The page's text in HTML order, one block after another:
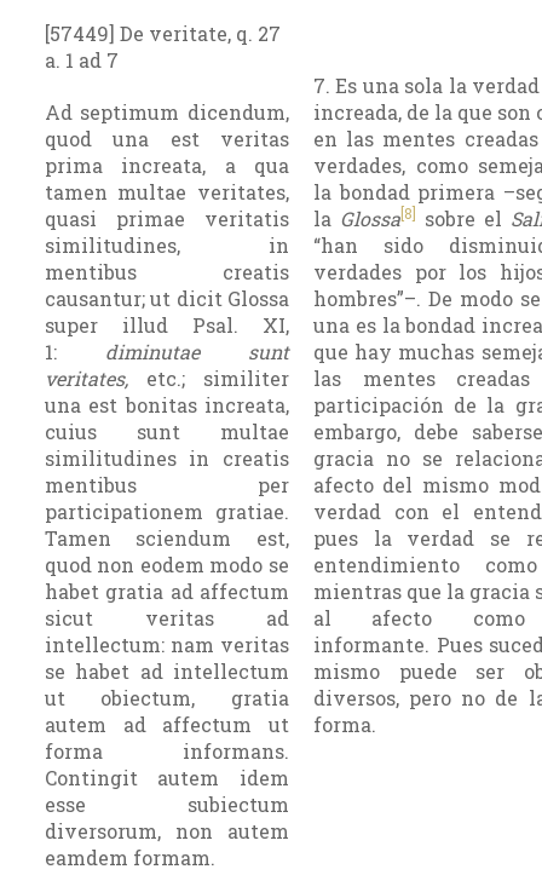
[57449] De veritate, q. 27
a. 1 ad 7
Ad septimum dicendum,
quod una est veritas
prima increata, a qua
tamen multae veritates,
quasi primae veritatis
similitudines, in
mentibus creatis
causantur; ut dicit Glossa
super illud Psal. XI,
1: diminutae sunt
veritates,etc.; similiter
una est bonitas increata,
cuius sunt multae
similitudines in creatis
mentibus per
participationem gratiae.
Tamen sciendum est,
quod non eodem modo se
habet gratia ad affectum
sicut veritas ad
intellectum: nam veritas
se habet ad intellectum
ut obiectum, gratia
autem ad affectum ut
forma informans.
Contingit autem idem
esse subiectum
diversorum, non autem
eamdem formam.
7. Es una sola la
increada, de la que son
en las mentes
verdades, como
la bondad primera
la Glossa[8] sobre el
“han sido
verdades por los
hombres”–. De modo
una es la bondad
que hay muchas
las mentes
participación de la
embargo, debe
gracia no se
afecto del mismo
verdad con el
pues la verdad se
entendimiento
mientras que la gracia
al afecto como
informante. Pues
mismo puede ser
diversos, pero no de
forma.